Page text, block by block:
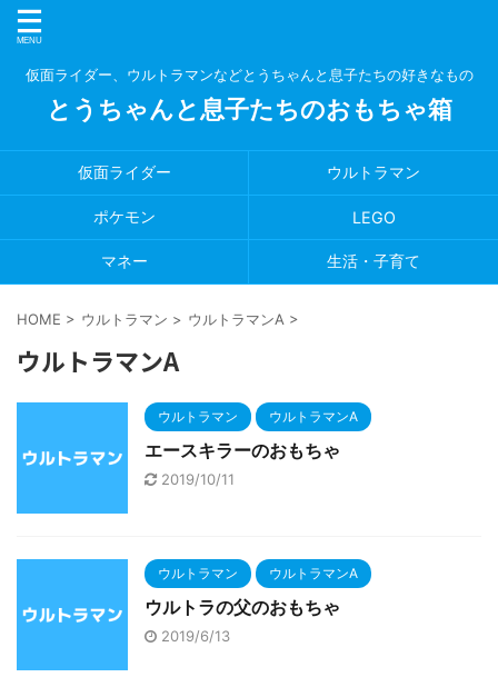
仮面ライダー、ウルトラマンなどとうちゃんと息子たちの好きなもの
とうちゃんと息子たちのおもちゃ箱
仮面ライダー ウルトラマン
ポケモン LEGO
マネー 生活・子育て
HOME > ウルトラマン > ウルトラマンA >
ウルトラマンA
ウルトラマン ウルトラマンA
エースキラーのおもちゃ
2019/10/11
ウルトラマン ウルトラマンA
ウルトラの父のおもちゃ
2019/6/13